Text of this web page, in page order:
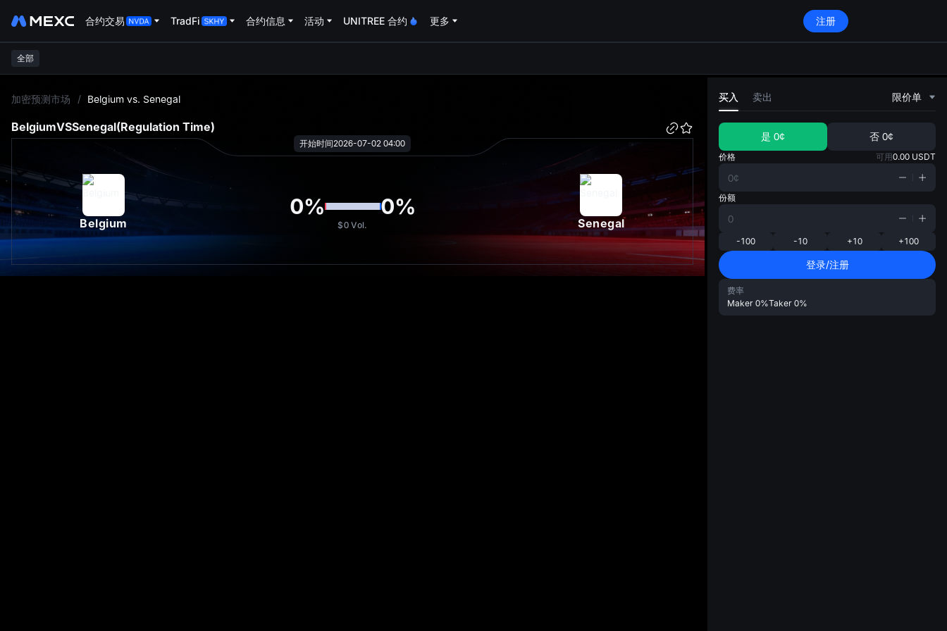
合约交易 TradFi 合约信息 活动 UNITREE 合约 更多 注册
全部
加密预测市场 / Belgium vs. Senegal
BelgiumVSSenegal(Regulation Time)
开始时间2026-07-02 04:00
Belgium
0% 0%
$0 Vol. Senegal
买入 卖出 限价单
是 0¢ 否 0¢
价格 可用0.00 USDT
份额
-100 -10 +10 +100
登录/注册
费率
Maker 0%Taker 0%